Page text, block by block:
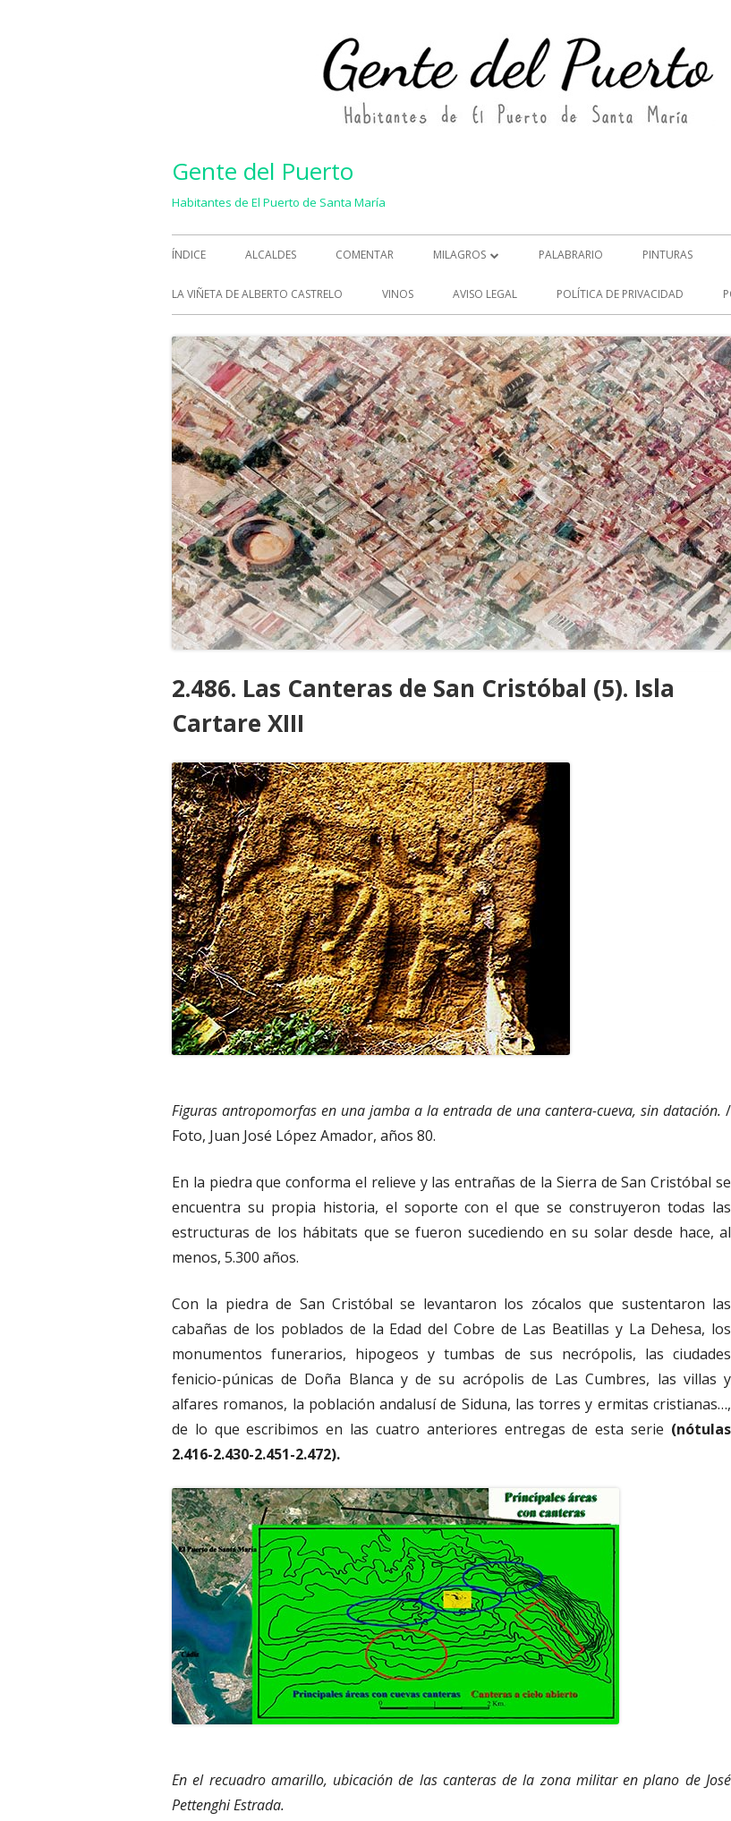
Gente del Puerto
Habitantes de El Puerto de Santa María
Menú
principal
ÍNDICE ALCALDES COMENTAR MILAGROS
MILAGROS (2)
PALABRARIO PINTURAS
LA VIÑETA DE ALBERTO CASTRELO VINOS AVISO LEGAL POLÍTICA DE PRIVACIDAD
2.486. Las Canteras de San Cristóbal (5). Isla
Cartare XIII
Figuras antropomorfas en una jamba a la entrada de una cantera-cueva, sin datación. /
Foto, Juan José López Amador, años 80.
En la piedra que conforma el relieve y las entrañas de la Sierra de San Cristóbal se
encuentra su propia historia, el soporte con el que se construyeron todas las
estructuras de los hábitats que se fueron sucediendo en su solar desde hace, al
menos, 5.300 años.
Con la piedra de San Cristóbal se levantaron los zócalos que sustentaron las
cabañas de los poblados de la Edad del Cobre de Las Beatillas y La Dehesa, los
monumentos funerarios, hipogeos y tumbas de sus necrópolis, las ciudades
fenicio-púnicas de Doña Blanca y de su acrópolis de Las Cumbres, las villas y
alfares romanos, la población andalusí de Siduna, las torres y ermitas cristianas…,
de lo que escribimos en las cuatro anteriores entregas de esta serie (nótulas
2.416-2.430-2.451-2.472).
En el recuadro amarillo, ubicación de las canteras de la zona militar en plano de José
Pettenghi Estrada.